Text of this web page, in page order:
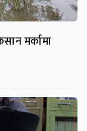
मर्कामा